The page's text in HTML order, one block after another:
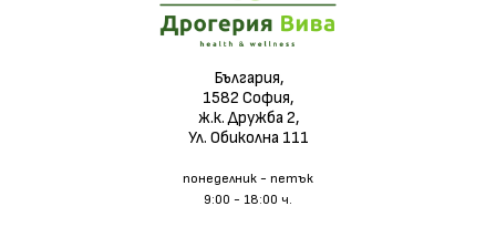
България,
1582 София,
ж.к. Дружба 2,
Ул. Обиколна 111
понеделник - петък
9:00 - 18:00 ч.